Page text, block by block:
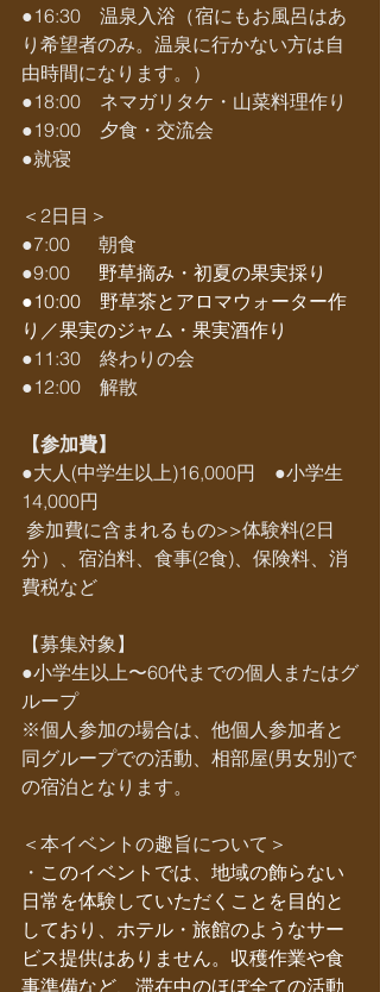
●16:30　温泉入浴（宿にもお風呂はあ
り希望者のみ。温泉に行かない方は自
由時間になります。）
●18:00　ネマガリタケ・山菜料理作り
●19:00　夕食・交流会
●就寝
＜2日目＞
●7:00　  朝食
●9:00 野草摘み・初夏の果実採り
●10:00　野草茶とアロマウォーター作
り／果実のジャム・果実酒作り
●11:30　終わりの会
●12:00　解散
【参加費】
●大人(中学生以上)16,000円　●小学生
14,000円
分）、宿泊料、食事(2食)、保険料、消
費税など
【募集対象】
●小学生以上〜60代までの個人またはグ
ループ
※個人参加の場合は、他個人参加者と
同グループでの活動、相部屋(男女別)で
の宿泊となります。
＜本イベントの趣旨について＞
・ このイベントでは、地域の飾らない
日常を体験していただくことを目的と
しており、ホテル・旅館のようなサー
ビス提供はありません。収穫作業や食
事準備など、滞在中のほぼ全ての活動